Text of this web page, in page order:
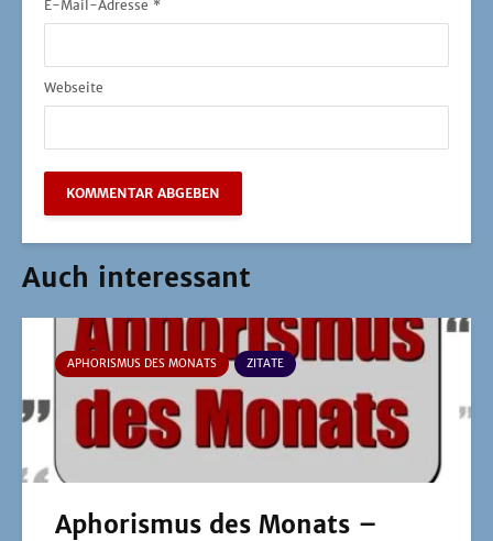
E-Mail-Adresse *
Webseite
Auch interessant
APHORISMUS DES MONATS ZITATE
Aphorismus des Monats –